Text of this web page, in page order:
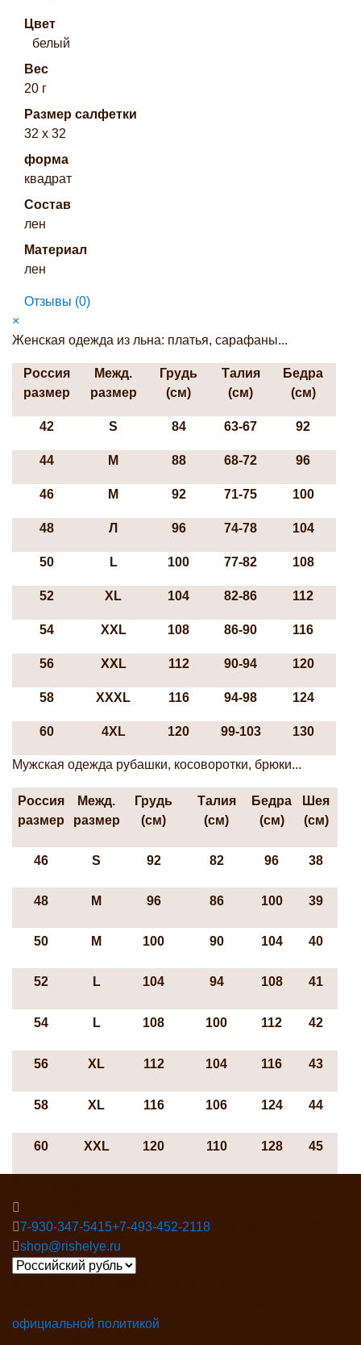
Цвет
белый
Вес
20 г
Размер салфетки
32 х 32
форма
квадрат
Состав
лен
Материал
лен
Отзывы (0)
×
Женская одежда из льна: платья, сарафаны...
Россия
размер
Межд.
размер
Грудь
(см)
Талия
(см)
Бедра
(см)
42 S 84 63-67 92
44 М 88 68-72 96
46 М 92 71-75 100
48 Л 96 74-78 104
50 L 100 77-82 108
52 ХL 104 82-86 112
54 XXL 108 86-90 116
56 XXL 112 90-94 120
58 XXXL 116 94-98 124
60 4XL 120 99-103 130
Мужская одежда рубашки, косоворотки, брюки...
Россия
размер
Межд.
размер
Грудь
(см)
Талия
(см)
Бедра
(см)
Шея
(см)
46 S 92 82 96 38
48 М 96 86 100 39
50 М 100 90 104 40
52 L 104 94 108 41
54 L 108 100 112 42
56 ХL 112 104 116 43
58 ХL 116 106 124 44
60 XXL 120 110 128 45
7-930-347-5415+7-493-452-2118
shop@rishelye.ru
официальной политикой